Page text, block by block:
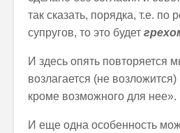
так сказать, порядка, т.е. по
супругов, то это будет
И здесь опять повторяется
возлагается (не
кроме возможного для нее».
И еще одна особенность